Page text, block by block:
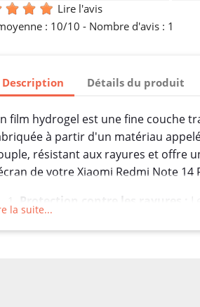
Lire l'avis
: 10/10 - Nombre d'avis : 1
Description Détails du produit
film hydrogel est une fine couche
à partir d'un matériau
résistant aux rayures et offre
de votre Xiaomi Redmi Note 14
Protection contre les rayures :
pour protéger l'écran de votre
quotidiennes, les éraflures et les
la suite...